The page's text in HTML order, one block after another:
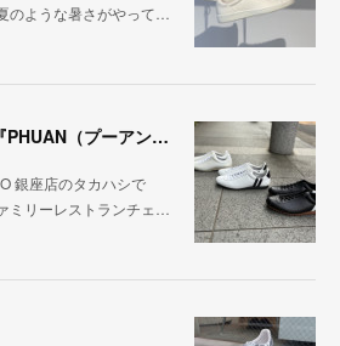
のような暑さがやって…
今の時期見逃せない！『PHUAN（プーアン）』
銀座店のタカハシで
ミリーレストランチェ…